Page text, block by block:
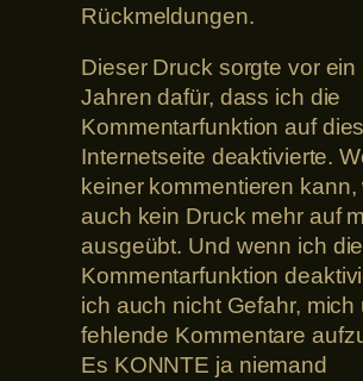
Rückmeldungen.
Dieser Druck sorgte vor ein
Jahren dafür, dass ich die
Kommentarfunktion auf
Internetseite deaktivierte.
keiner kommentieren kann,
auch kein Druck mehr auf
ausgeübt. Und wenn ich die
Kommentarfunktion
ich auch nicht Gefahr, mich
fehlende Kommentare
Es KONNTE ja niemand